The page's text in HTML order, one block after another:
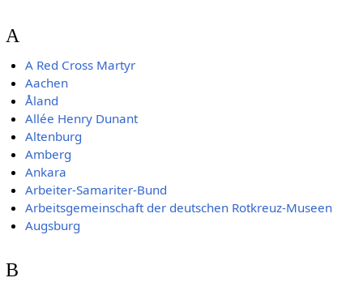
A
A Red Cross Martyr
Aachen
Åland
Allée Henry Dunant
Altenburg
Amberg
Ankara
Arbeiter-Samariter-Bund
Arbeitsgemeinschaft der deutschen Rotkreuz-Museen
Augsburg
B